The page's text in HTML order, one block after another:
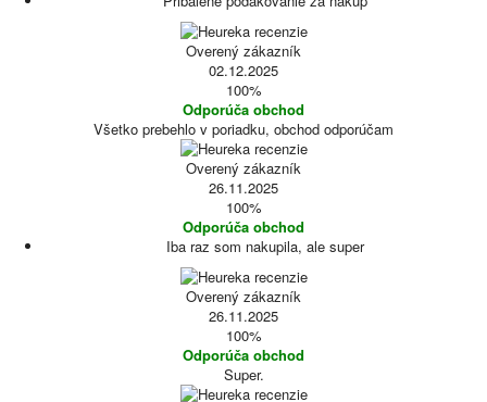
Overený zákazník
02.12.2025
100%
Odporúča obchod
Všetko prebehlo v poriadku, obchod odporúčam
Overený zákazník
26.11.2025
100%
Odporúča obchod
Iba raz som nakupila, ale super
Overený zákazník
26.11.2025
100%
Odporúča obchod
Super.